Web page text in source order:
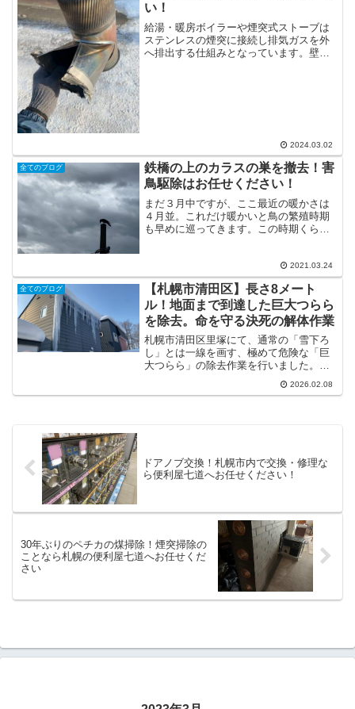
い！
給湯・暖房ボイラーや煙突式ストーブは
ステンレスの煙突に接続し排気ガスを外
へ排出する仕組みとなっています。壁か
2024.03.02
全てのブログ
鉄橋の上のカラスの巣を撤去！害
鳥駆除はお任せください！
まだ３月中ですが、ここ最近の暖かさは
４月並。これだけ暖かいと鳥の繁殖時期
も早めに巡ってきます。この時期くらい
て巣作りし始めている個体も増えてきま
す。（昨シーズンも３月中...
2021.03.24
全てのブログ
【札幌市清田区】長さ8メート
ル！地面まで到達した巨大つらら
を除去。命を守る決死の解体作業
札幌市清田区里塚にて、通常の「雪下ろ
し」とは一線を画す、極めて危険な「巨
大つらら」の除去作業を行いました。屋
根の軒先から地面まで繋がってしまった
氷の柱は、まさに自然の脅威。灯油タン
2026.02.08
ドアノブ交換！札幌市内で交換・修理な
ら便利屋七道へお任せください！
30年ぶりのペチカの煤掃除！煙突掃除の
ことなら札幌の便利屋七道へお任せくだ
さい